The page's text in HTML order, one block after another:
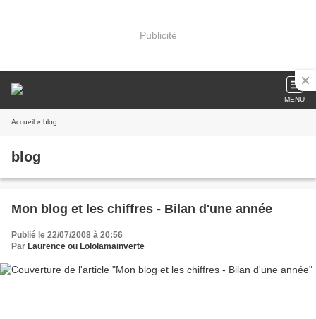
Publicité
MENU
Accueil » blog
blog
Mon blog et les chiffres - Bilan d'une année
Publié le 22/07/2008 à 20:56
Par Laurence ou Lololamainverte